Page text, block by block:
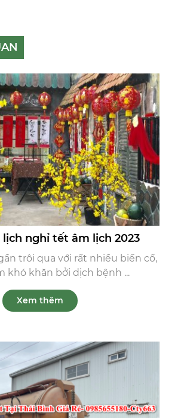
nghỉ tết âm lịch 2023
trôi qua với rất nhiều biến cố,
khó khăn bởi dịch bệnh ...
Xem thêm